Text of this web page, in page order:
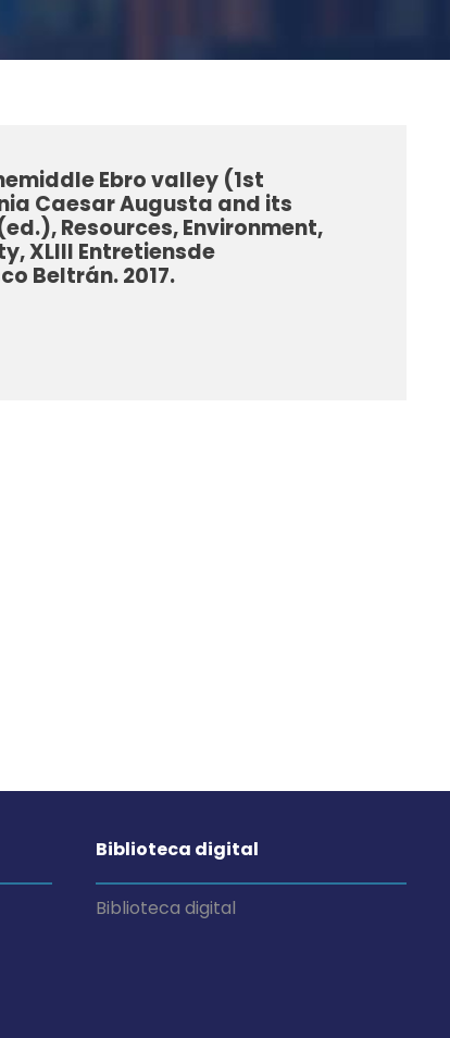
Ebro valley (1st
Caesar Augusta and its
Resources, Environment,
XLIII Entretiensde
Beltrán. 2017.
Biblioteca digital
Biblioteca digital